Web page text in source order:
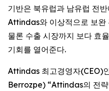
기반은 북유럽과 남유럽 전
Attindas와 이상적으로 보완
물론 수출 시장까지 보다 효
기회를 열어준다.
Attindas 최고경영자(CEO)
Berrozpe) “Attindas의 전략